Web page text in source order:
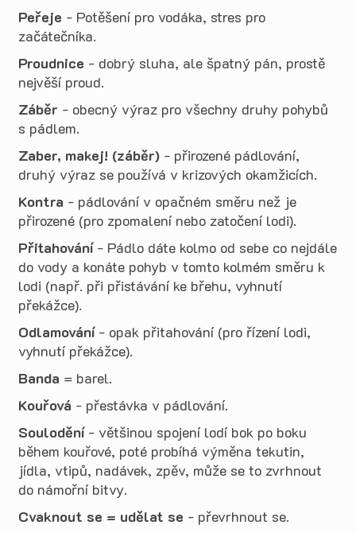
Peřeje - Potěšení pro vodáka, stres pro
začátečníka.
Proudnice - dobrý sluha, ale špatný pán, prostě
nejvěší proud.
Záběr - obecný výraz pro všechny druhy pohybů
s pádlem.
Zaber, makej! (záběr) - přirozené pádlování,
druhý výraz se používá v krizových okamžicích.
Kontra - pádlování v opačném směru než je
přirozené (pro zpomalení nebo zatočení lodi).
Přitahování - Pádlo dáte kolmo od sebe co nejdále
do vody a konáte pohyb v tomto kolmém směru k
lodi (např. při přistávání ke břehu, vyhnutí
překážce).
Odlamování - opak přitahování (pro řízení lodi,
vyhnutí překážce).
Banda = barel.
Kouřová - přestávka v pádlování.
Soulodění- většinou spojení lodí bok po boku
během kouřové, poté probíhá výměna tekutin,
jídla, vtipů, nadávek, zpěv, může se to zvrhnout
do námořní bitvy.
Cvaknout se = udělat se - převrhnout se.